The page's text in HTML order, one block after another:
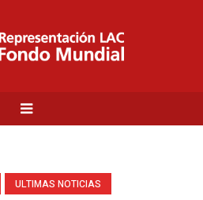
ULTIMAS NOTICIAS